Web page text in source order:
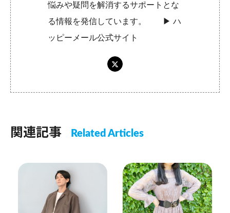
悩みや疑問を解消するサポートとな
る情報を発信しています。 ▶︎ハ
ッピーメール公式サイト
関連記事 Related Articles